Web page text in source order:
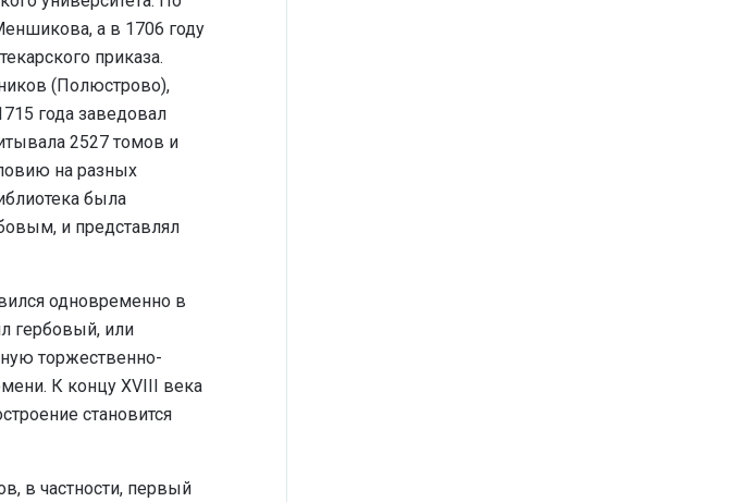
а в 1706 году
приказа.
(Полюстрово),
года заведовал
2527 томов и
на разных
была
и представлял
одновременно в
гербовый, или
торжественно-
К концу XVIII века
становится
в частности, первый